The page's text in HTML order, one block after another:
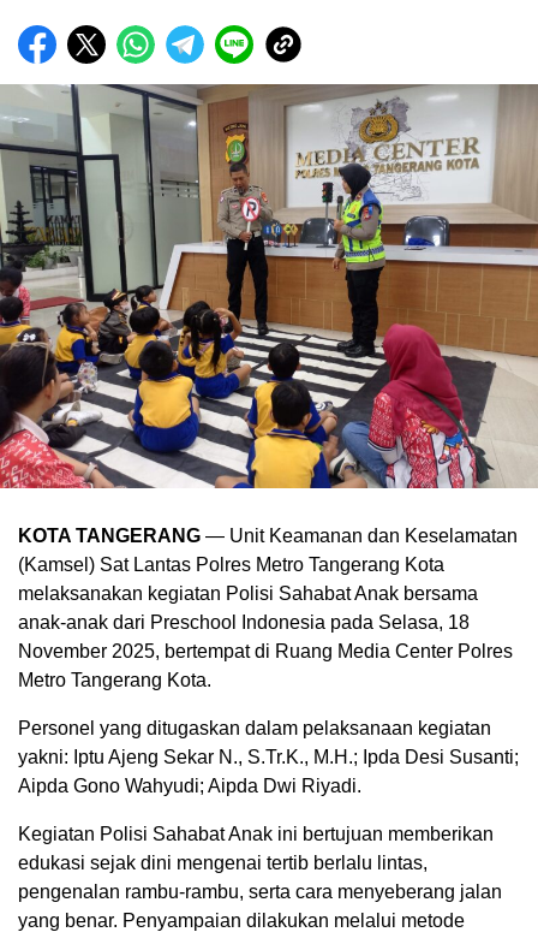
KOTA TANGERANG — Unit Keamanan dan Keselamatan
(Kamsel) Sat Lantas Polres Metro Tangerang Kota
melaksanakan kegiatan Polisi Sahabat Anak bersama
anak-anak dari Preschool Indonesia pada Selasa, 18
November 2025, bertempat di Ruang Media Center Polres
Metro Tangerang Kota.
Personel yang ditugaskan dalam pelaksanaan kegiatan
yakni: Iptu Ajeng Sekar N., S.Tr.K., M.H.; Ipda Desi Susanti;
Aipda Gono Wahyudi; Aipda Dwi Riyadi.
Kegiatan Polisi Sahabat Anak ini bertujuan memberikan
edukasi sejak dini mengenai tertib berlalu lintas,
pengenalan rambu-rambu, serta cara menyeberang jalan
yang benar. Penyampaian dilakukan melalui metode